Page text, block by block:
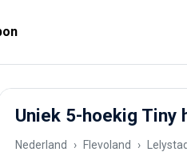
Uniek 5-hoekig Tiny
Nederland Flevoland Lelystad